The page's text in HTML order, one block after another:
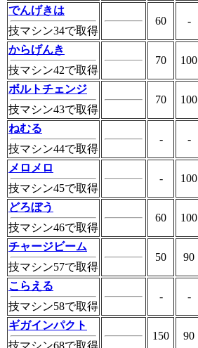
でんげきは
技マシン34で取得
60 -
からげんき
技マシン42で取得
70 100
ボルトチェンジ
技マシン43で取得
70 100
ねむる
技マシン44で取得
- -
メロメロ
技マシン45で取得
- 100
どろぼう
技マシン46で取得
60 100
チャージビーム
技マシン57で取得
50 90
こらえる
技マシン58で取得
- -
ギガインパクト
150 90